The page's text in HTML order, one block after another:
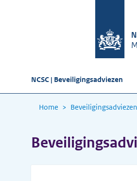
NCSC | Beveiligingsadviezen
Home Beveiligingsadviezen